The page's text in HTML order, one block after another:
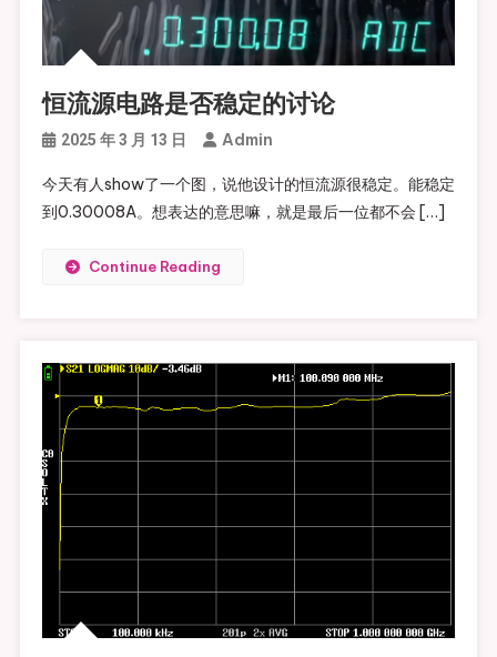
恒流源电路是否稳定的讨论
2025 年 3 月 13 日 Admin
今天有人show了一个图，说他设计的恒流源很稳定。能稳定
到0.30008A。想表达的意思嘛，就是最后一位都不会 […]
Continue Reading